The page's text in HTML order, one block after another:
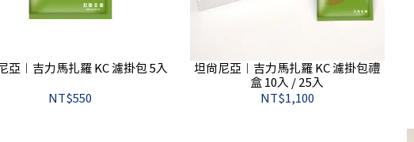
亞︱吉力馬扎羅 KC 濾掛包 5入
NT$550
坦尚尼亞︱吉力馬扎羅 KC 濾掛包禮
盒 10入 / 25入
NT$1,100